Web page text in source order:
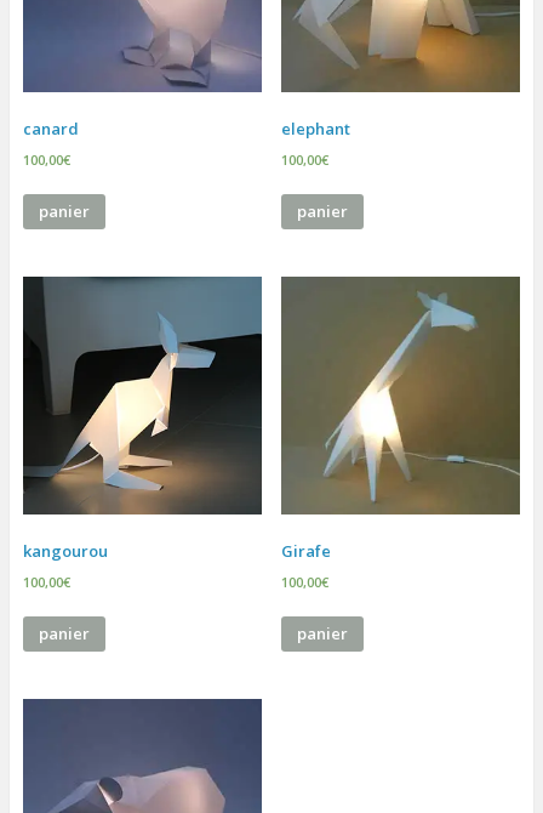
canard
100,00€
panier
elephant
100,00€
panier
kangourou
100,00€
panier
Girafe
100,00€
panier